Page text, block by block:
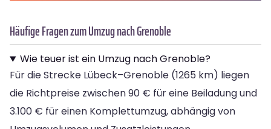
Häufige Fragen zum Umzug nach Grenoble
Wie teuer ist ein Umzug nach Grenoble?
Für die Strecke Lübeck–Grenoble (1265 km) liegen
die Richtpreise zwischen 90 € für eine Beiladung und
3.100 € für einen Komplettumzug, abhängig von